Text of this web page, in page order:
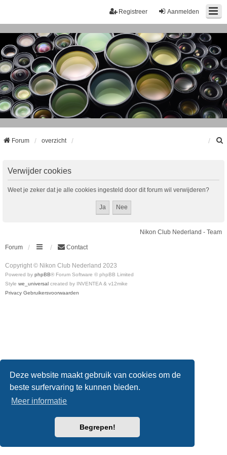
Deze website maakt gebruik van cookies om de
beste surfervaring te kunnen bieden.
Meer informatie
Begrepen!
Aanmelden
Registreer
Forum overzicht
Verwijder cookies
Weet je zeker dat je alle cookies ingesteld door dit forum wil verwijderen?
Nikon Club Nederland - Team
Forum Contact
Copyright © Nikon Club Nederland 2023
Powered by phpBB® Forum Software © phpBB Limited
Style we_universal created by INVENTEA & v12mike
Privacy Gebruikersvoorwaarden